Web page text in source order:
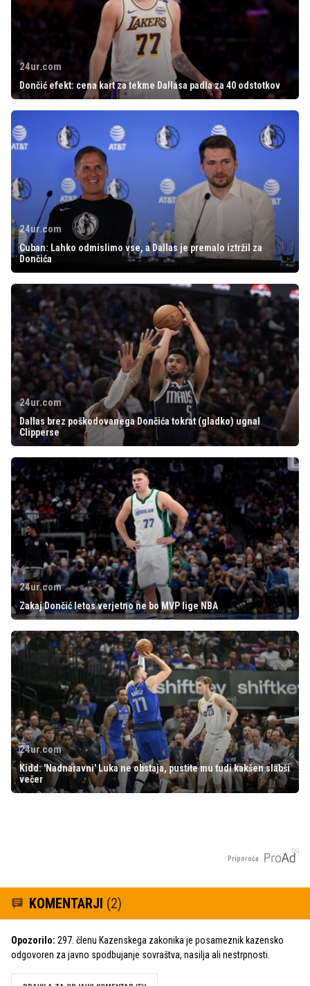
24ur.com
Dončić efekt: cena kart za tekme Dallasa padla za 40 odstotkov
24ur.com
Cuban: Lahko odmislimo vse, a Dallas je premalo iztržil za
Dončića
24ur.com
Dallas brez poškodovanega Dončića tokrat (gladko) ugnal
Clipperse
24ur.com
Zakaj Dončić letos verjetno ne bo MVP lige NBA
24ur.com
Kidd: 'Nadnaravni' Luka ne obstaja, pustite mu tudi kakšen slabši
večer
Priporoča
KOMENTARJI (2)
Opozorilo: 297. členu Kazenskega zakonika je posameznik kazensko
odgovoren za javno spodbujanje sovraštva, nasilja ali nestrpnosti.